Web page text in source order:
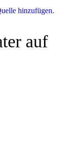
hinzufügen.
auf